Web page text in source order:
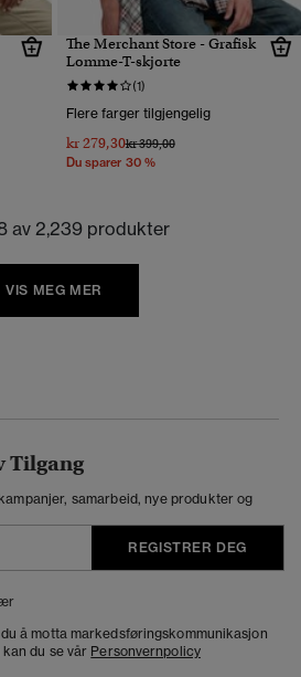
The Merchant Store - Grafisk
Lomme-T-skjorte
(1)
Flere farger tilgjengelig
kr 279,30Pris nedsatt fra
kr 399,00til
Du sparer 30 %
av 2,239 produkter
VIS MEG MER
Tilgang
samarbeid, nye produkter og
REGISTRER DEG
å motta markedsføringskommunikasjon
du se vår Personvernpolicy